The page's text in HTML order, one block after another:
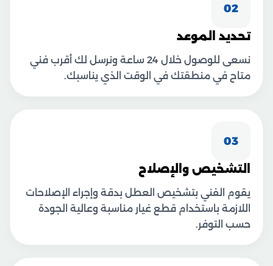
02
تحديد الموعد
نسعى للوصول خلال 24 ساعة ونرسل لك أقرب فني
متاح في منطقتك في الوقت الذي يناسبك.
03
التشخيص والإصلاح
يقوم الفني بتشخيص العطل بدقة وإجراء الإصلاحات
اللازمة باستخدام قطع غيار مناسبة وعالية الجودة
حسب التوفر.